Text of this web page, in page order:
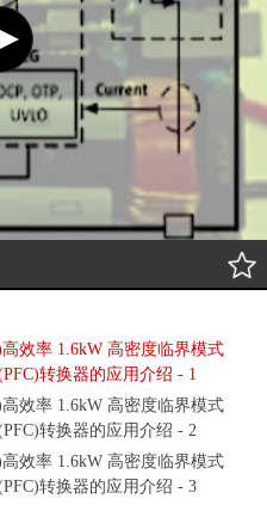
效率 1.6kW 高密度临界模式
转换器的应用介绍 - 1
效率 1.6kW 高密度临界模式
转换器的应用介绍 - 2
效率 1.6kW 高密度临界模式
转换器的应用介绍 - 3